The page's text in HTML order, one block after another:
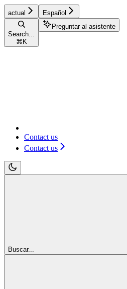
actual Español
Search...
⌘ K
Preguntar al asistente
Contact us
Contact us
Buscar...